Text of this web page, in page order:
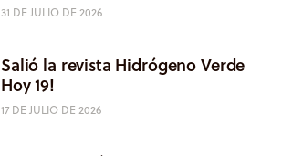
31 DE JULIO DE 2026
Salió la revista Hidrógeno Verde
Hoy 19!
17 DE JULIO DE 2026